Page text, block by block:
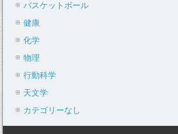
バスケットボール
健康
化学
物理
行動科学
天文学
カテゴリーなし